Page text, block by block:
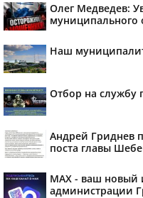
Олег Медведев:
муниципального
Наш
Отбор на службу
Андрей Гриднев
поста главы
MAX - ваш
администрации